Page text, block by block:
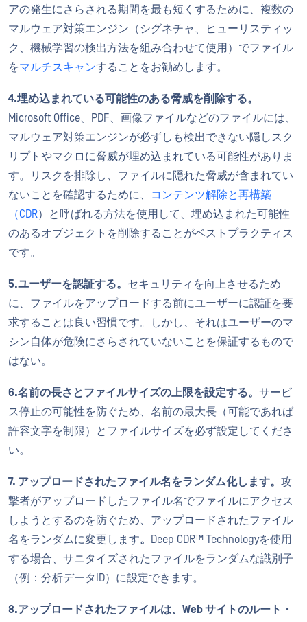
アの発生にさらされる期間を最も短くするために、複数の
マルウェア対策エンジン（シグネチャ、ヒューリスティッ
ク、機械学習の検出方法を組み合わせて使用）でファイル
をマルチスキャンすることをお勧めします。
4.埋め込まれている可能性のある脅威を削除する。
Microsoft Office、PDF、画像ファイルなどのファイルには、
マルウェア対策エンジンが必ずしも検出できない隠しスク
リプトやマクロに脅威が埋め込まれている可能性がありま
す。リスクを排除し、ファイルに隠れた脅威が含まれてい
ないことを確認するために、
コンテンツ解除と再構築
（CDR）と呼ばれる方法を使用して、埋め込まれた可能性
のあるオブジェクトを削除することがベストプラクティス
です。
5.ユーザーを認証する。 セキュリティを向上させるため
に、ファイルをアップロードする前にユーザーに認証を要
求することは良い習慣です。しかし、それはユーザーのマ
シン自体が危険にさらされていないことを保証するもので
はない。
6.名前の長さとファイルサイズの上限を設定する。 サービ
ス停止の可能性を防ぐため、名前の最大長（可能であれば
許容文字を制限）とファイルサイズを必ず設定してくださ
い。
7. アップロードされたファイル名をランダム化します。 攻
撃者がアップロードしたファイル名でファイルにアクセス
しようとするのを防ぐため、アップロードされたファイル
名をランダムに変更します。
Deep CDR™ Technologyを使用
する場合、サニタイズされたファイルをランダムな識別子
（例：分析データID）に設定できます。
8.アップロードされたファイルは、Web サイトのルート・